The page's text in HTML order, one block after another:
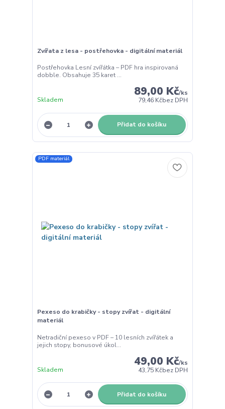
Zvířata z lesa - postřehovka - digitální materiál
Postřehovka Lesní zvířátka – PDF hra inspirovaná
dobble. Obsahuje 35 karet ...
89,00 Kč/ks
79,46 Kčbez DPH
Skladem
Přidat do košíku
PDF materiál
Pexeso do krabičky - stopy zvířat - digitální
materiál
Netradiční pexeso v PDF – 10 lesních zvířátek a
jejich stopy, bonusové úkol...
49,00 Kč/ks
43,75 Kčbez DPH
Skladem
Přidat do košíku